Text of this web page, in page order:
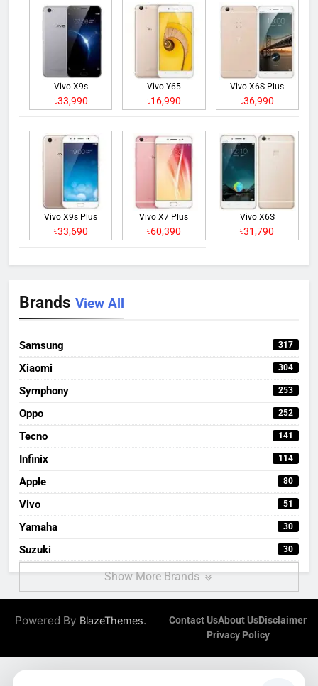
Vivo X9s
৳33,990
Vivo Y65
৳16,990
Vivo X6S Plus
৳36,990
Vivo X9s Plus
৳33,690
Vivo X7 Plus
৳60,390
Vivo X6S
৳31,790
Brands View All
Samsung 317
Xiaomi 304
Symphony 253
Oppo 252
Tecno 141
Infinix 114
Apple 80
Vivo 51
Yamaha 30
Suzuki 30
Show More Brands
Powered By BlazeThemes. Contact UsAbout UsDisclaimer
Privacy Policy